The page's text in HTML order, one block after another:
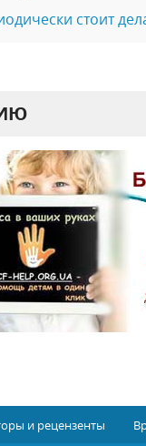
стоит
и рецензенты